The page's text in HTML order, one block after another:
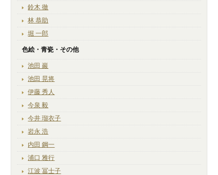
鈴木 徹
林 恭助
堀 一郎
色絵・青瓷・その他
池田 巖
池田 晃将
伊藤 秀人
今泉 毅
今井 瑠衣子
岩永 浩
内田 鋼一
浦口 雅行
江波 冨士子